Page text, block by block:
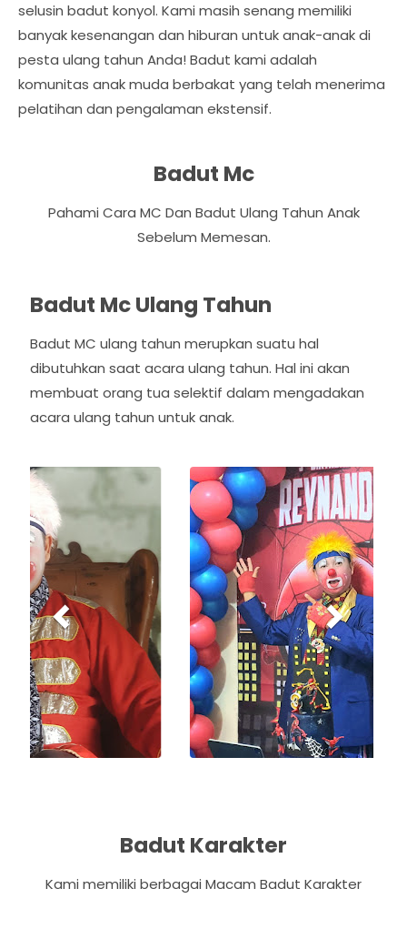
selusin badut konyol. Kami masih senang memiliki
banyak kesenangan dan hiburan untuk anak-anak di
pesta ulang tahun Anda! Badut kami adalah
komunitas anak muda berbakat yang telah menerima
pelatihan dan pengalaman ekstensif.
Badut Mc
Pahami Cara MC Dan Badut Ulang Tahun Anak
Sebelum Memesan.
Badut Mc Ulang Tahun
Badut MC ulang tahun merupkan suatu hal
dibutuhkan saat acara ulang tahun. Hal ini akan
membuat orang tua selektif dalam mengadakan
acara ulang tahun untuk anak.
P
r
e
v
i
o
u
s
N
e
x
t
Badut Karakter
Kami memiliki berbagai Macam Badut Karakter